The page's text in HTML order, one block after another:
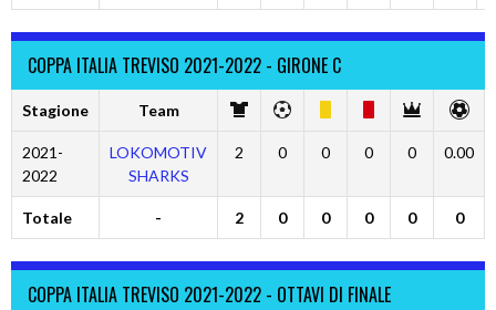
COPPA ITALIA TREVISO 2021-2022 - GIRONE C
Stagione Team
2021-
2022
LOKOMOTIV
SHARKS
2 0 0 0 0 0.00
Totale - 2 0 0 0 0 0
COPPA ITALIA TREVISO 2021-2022 - OTTAVI DI FINALE